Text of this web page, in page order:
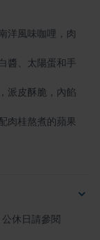
洋風味咖哩，肉
醬、太陽蛋和手
派皮酥脆，內餡
肉桂熬煮的蘋果
休日請參閱